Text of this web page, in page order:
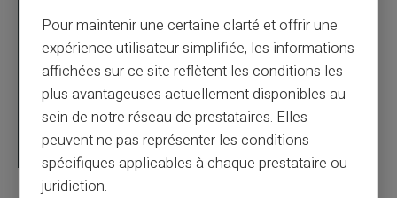
03/08/2026
Pour maintenir une certaine clarté et offrir une
expérience utilisateur simplifiée, les informations
affichées sur ce site reflètent les conditions les
plus avantageuses actuellement disponibles au
sein de notre réseau de prestataires. Elles
peuvent ne pas représenter les conditions
spécifiques applicables à chaque prestataire ou
juridiction.